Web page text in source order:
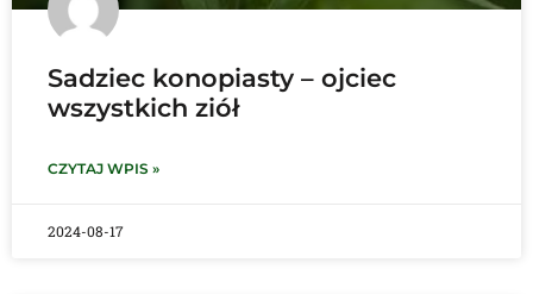
Sadziec konopiasty – ojciec
wszystkich ziół
CZYTAJ WPIS »
2024-08-17